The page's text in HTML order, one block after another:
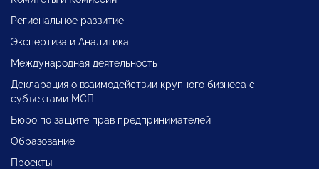
Региональное развитие
Экспертиза и Аналитика
Международная деятельность
Декларация о взаимодействии крупного бизнеса с
субъектами МСП
Бюро по защите прав предпринимателей
Образование
Проекты